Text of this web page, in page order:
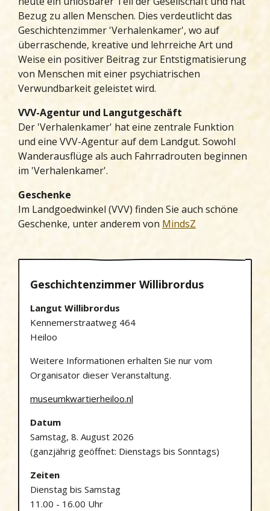
Bezug zu allen Menschen. Dies verdeutlicht das
Geschichtenzimmer 'Verhalenkamer', wo auf
überraschende, kreative und lehrreiche Art und
Weise ein positiver Beitrag zur Entstigmatisierung
von Menschen mit einer psychiatrischen
Verwundbarkeit geleistet wird.
VVV-Agentur und Langutgeschäft
Der 'Verhalenkamer' hat eine zentrale Funktion
und eine VVV-Agentur auf dem Landgut. Sowohl
Wanderausflüge als auch Fahrradrouten beginnen
im 'Verhalenkamer'.
Geschenke
Im Landgoedwinkel (VVV) finden Sie auch schöne
Geschenke, unter anderem von MindsZ
Geschichtenzimmer Willibrordus
Langut Willibrordus
Kennemerstraatweg 464
Heiloo
Weitere Informationen erhalten Sie nur vom
Organisator dieser Veranstaltung.
museumkwartierheiloo.nl
Datum
Samstag, 8. August 2026
(ganzjährig geöffnet: Dienstags bis Sonntags)
Zeiten
Dienstag bis Samstag
11.00 - 16.00 Uhr